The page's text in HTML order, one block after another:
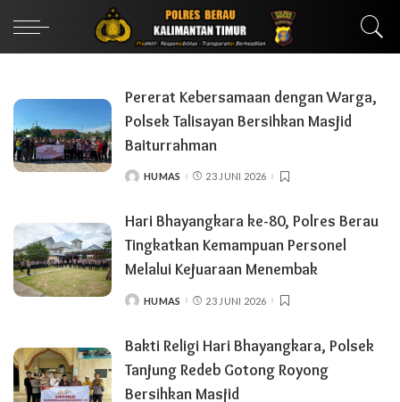
Pererat Kebersamaan dengan Warga,
Polsek Talisayan Bersihkan Masjid
Baiturrahman
POSTED
HUMAS 23 JUNI 2026
Hari Bhayangkara ke-80, Polres Berau
Tingkatkan Kemampuan Personel
Melalui Kejuaraan Menembak
POSTED
HUMAS 23 JUNI 2026
Bakti Religi Hari Bhayangkara, Polsek
Tanjung Redeb Gotong Royong
Bersihkan Masjid